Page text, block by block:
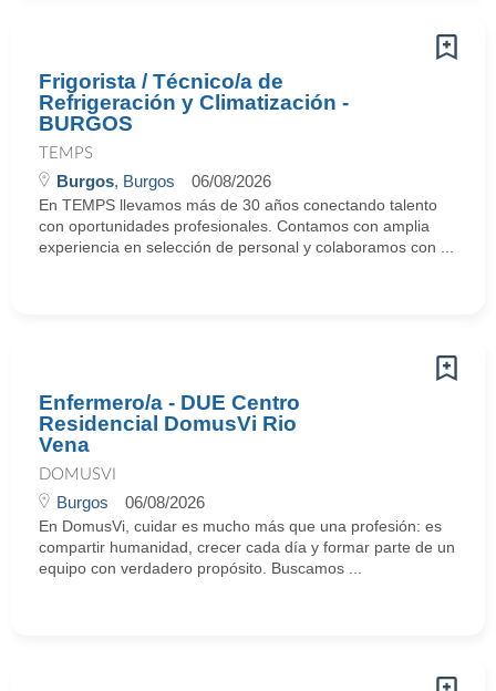
Frigorista / Técnico/a de
Refrigeración y Climatización -
BURGOS
TEMPS
Burgos, Burgos 06/08/2026
En TEMPS llevamos más de 30 años conectando talento
con oportunidades profesionales. Contamos con amplia
experiencia en selección de personal y colaboramos con ...
Enfermero/a - DUE Centro
Residencial DomusVi Rio
Vena
DOMUSVI
Burgos 06/08/2026
En DomusVi, cuidar es mucho más que una profesión: es
compartir humanidad, crecer cada día y formar parte de un
equipo con verdadero propósito. Buscamos ...